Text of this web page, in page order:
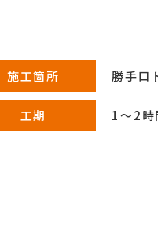
施工箇所 勝手口
工期 1～2時